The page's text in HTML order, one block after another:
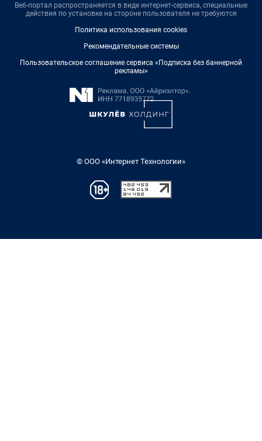
Веб-портал распространяется в виде интернет-сервиса, специальные
действия по установке на стороне пользователя не требуются
Политика использования cookies
Рекомендательные системы
Пользовательское соглашение сервиса «Подписка без баннерной
рекламы»
© ООО «Интернет Технологии»